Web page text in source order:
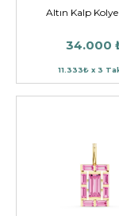
Altın Kalp
34.000
11.333₺ x 3